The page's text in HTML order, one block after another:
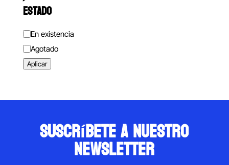
ESTADO
Estado
En existencia
Agotado
Aplicar
suscríbete a nuestro
newsletter